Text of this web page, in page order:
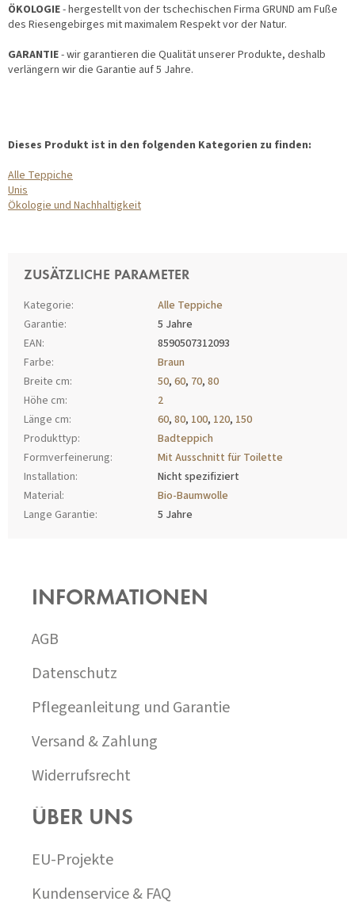
ÖKOLOGIE- hergestellt von der tschechischen Firma GRUND am Fuße
des Riesengebirges mit maximalem Respekt vor der Natur.
GARANTIE- wir garantieren die Qualität unserer Produkte, deshalb
verlängern wir die Garantie auf 5 Jahre.
Dieses Produkt ist in den folgenden Kategorien zu finden:
Alle Teppiche
Unis
Ökologie und Nachhaltigkeit
ZUSÄTZLICHE PARAMETER
Kategorie:
Alle Teppiche
Garantie:
5 Jahre
EAN:
8590507312093
Farbe:
Braun
Breite cm: 50, 60, 70, 80
Höhe cm:
2
Länge cm: 60, 80, 100, 120, 150
Produkttyp:
Badteppich
Formverfeinerung:
Mit Ausschnitt für Toilette
Installation:
Nicht spezifiziert
Material:
Bio-Baumwolle
Lange Garantie:
5 Jahre
INFORMATIONEN
AGB
Datenschutz
Pflegeanleitung und Garantie
Versand & Zahlung
Widerrufsrecht
ÜBER UNS
EU-Projekte
Kundenservice & FAQ